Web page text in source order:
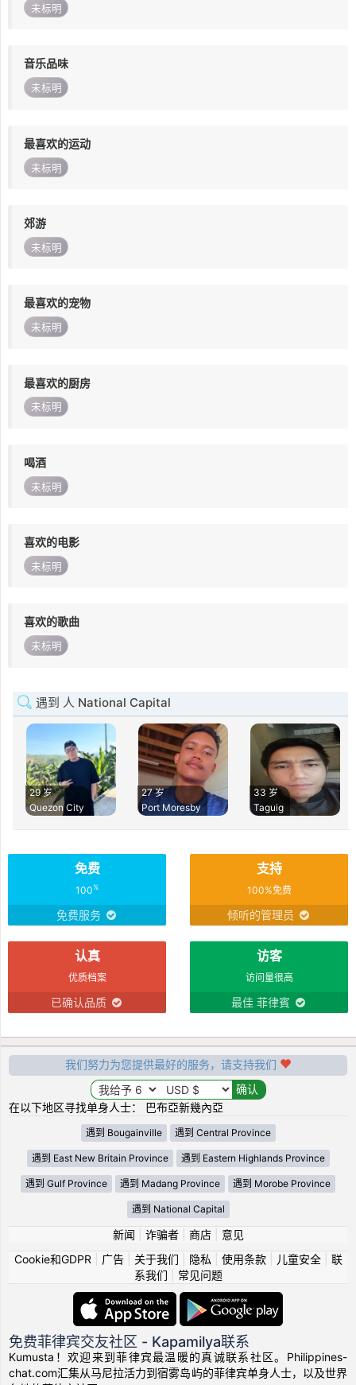
未标明
音乐品味
未标明
最喜欢的运动
未标明
郊游
未标明
最喜欢的宠物
未标明
最喜欢的厨房
未标明
喝酒
未标明
喜欢的电影
未标明
喜欢的歌曲
未标明
遇到 人 National Capital
29 岁
Quezon City
27 岁
Port Moresby
33 岁
Taguig
免费
100%
免费服务
支持
100%免费
倾听的管理员
认真
优质档案
已确认品质
访客
访问量很高
最佳 菲律賓
我们努力为您提供最好的服务，请支持我们
在以下地区寻找单身人士： 巴布亞新幾內亞
遇到 Bougainville 遇到 Central Province
遇到 East New Britain Province 遇到 Eastern Highlands Province
遇到 Gulf Province 遇到 Madang Province 遇到 Morobe Province
遇到 National Capital
新闻 诈骗者| 商店| 意见
Cookie和GDPR
广告| 关于我们 隐私 使用条款| 儿童安全| 联
系我们
常见问题
免费菲律宾交友社区 - Kapamilya联系
Kumusta！欢迎来到菲律宾最温暖的真诚联系社区。Philippines-
chat.com汇集从马尼拉活力到宿雾岛屿的菲律宾单身人士，以及世界